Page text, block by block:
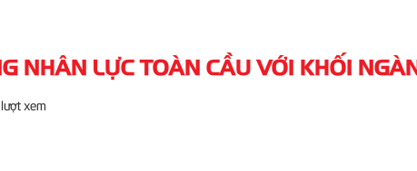
NHÂN LỰC TOÀN CẦU VỚI KHỐI
xem